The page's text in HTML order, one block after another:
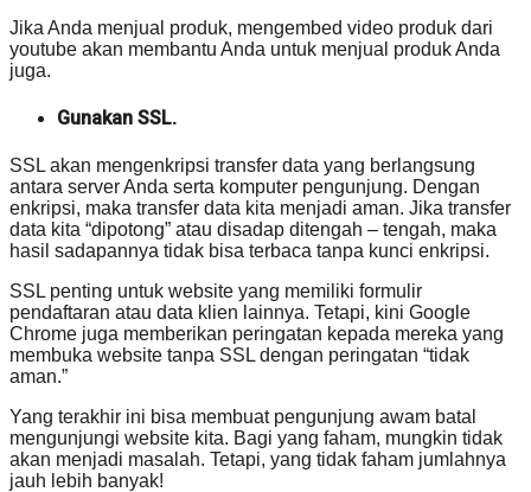
Jika Anda menjual produk, mengembed video produk dari
youtube akan membantu Anda untuk menjual produk Anda
juga.
Gunakan SSL.
SSL akan mengenkripsi transfer data yang berlangsung
antara server Anda serta komputer pengunjung. Dengan
enkripsi, maka transfer data kita menjadi aman. Jika transfer
data kita “dipotong” atau disadap ditengah – tengah, maka
hasil sadapannya tidak bisa terbaca tanpa kunci enkripsi.
SSL penting untuk website yang memiliki formulir
pendaftaran atau data klien lainnya. Tetapi, kini Google
Chrome juga memberikan peringatan kepada mereka yang
membuka website tanpa SSL dengan peringatan “tidak
aman.”
Yang terakhir ini bisa membuat pengunjung awam batal
mengunjungi website kita. Bagi yang faham, mungkin tidak
akan menjadi masalah. Tetapi, yang tidak faham jumlahnya
jauh lebih banyak!